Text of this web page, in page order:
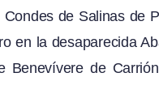
de Salinas de
en la desaparecida
Benevívere de